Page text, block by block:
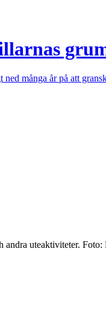
många år på att
andra uteaktiviteter. Foto: